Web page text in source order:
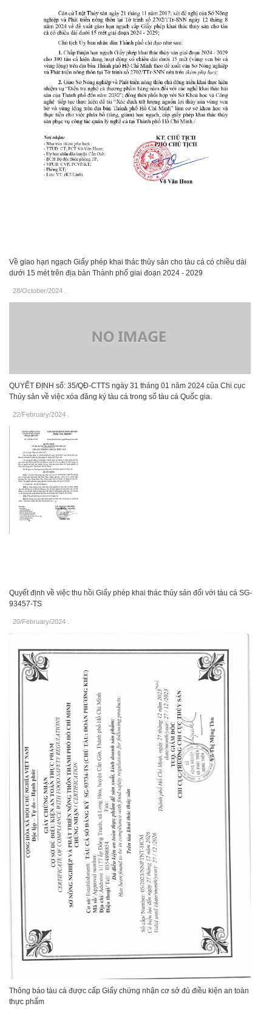
Về giao hạn ngạch Giấy phép khai thác thủy sản cho tàu cá có chiều dài
dưới 15 mét trên địa bàn Thành phố giai đoạn 2024 - 2029
28/October/2024 .
QUYẾT ĐỊNH số: 35/QĐ-CTTS ngày 31 tháng 01 năm 2024 của Chi cục
Thủy sản về việc xóa đăng ký tàu cá trong sổ tàu cá Quốc gia.
22/February/2024
Quyết định về việc thu hồi Giấy phép khai thác thủy sản đối với tàu cá SG-
93457-TS
20/February/2024
Thông báo tàu cá được cấp Giấy chứng nhận cơ sở đủ điều kiện an toàn
thực phẩm